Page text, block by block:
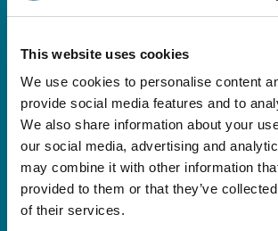
This website uses cookies
We use cookies to personalise content
provide social media features and to
We also share information about your
our social media, advertising and
may combine it with other information
provided to them or that they’ve
of their services.
newsletter!
Rimani sempre aggiornato sulle
legislative e fiscali nazionali
ed internazionali, oltre a tutti gli
iniziative dello Studio.